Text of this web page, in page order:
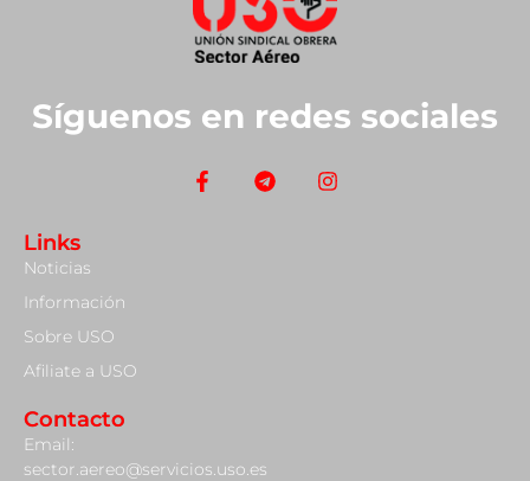
Síguenos en redes sociales
Links
Noticias
Información
Sobre USO
Afiliate a USO
Contacto
Email:
sector.aereo@servicios.uso.es